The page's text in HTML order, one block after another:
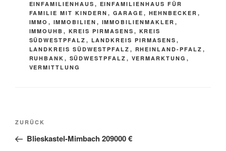
EINFAMILIENHAUS , EINFAMILIENHAUS FÜR
FAMILIE MIT KINDERN , GARAGE , HEHNBECKER ,
IMMO , IMMOBILIEN , IMMOBILIENMAKLER ,
IMMOUHB , KREIS PIRMASENS , KREIS
SÜDWESTPFALZ , LANDKREIS PIRMASENS ,
LANDKREIS SÜDWESTPFALZ , RHEINLAND-PFALZ ,
RUHBANK , SÜDWESTPFALZ , VERMARKTUNG ,
VERMITTLUNG
Beitragsnavigation
Vorheriger
Beitrag
ZURÜCK
Blieskastel-Mimbach 209000 €